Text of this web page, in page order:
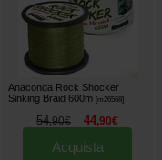
Anaconda Rock Shocker
Sinking Braid 600m [m26568]
54,90€ 44,90€
Acquista